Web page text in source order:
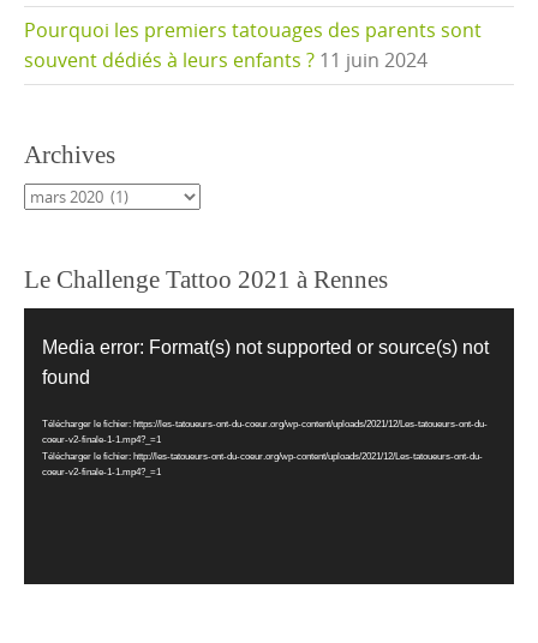
Pourquoi les premiers tatouages des parents sont
souvent dédiés à leurs enfants ? 11 juin 2024
Archives
Archives
Le Challenge Tattoo 2021 à Rennes
vidéo
Media error: Format(s) not supported or source(s) not
found
Télécharger le fichier: https://les-tatoueurs-ont-du-coeur.org/wp-content/uploads/2021/12/Les-tatoueurs-ont-du-
coeur-v2-finale-1-1.mp4?_=1
Télécharger le fichier: http://les-tatoueurs-ont-du-coeur.org/wp-content/uploads/2021/12/Les-tatoueurs-ont-du-
coeur-v2-finale-1-1.mp4?_=1